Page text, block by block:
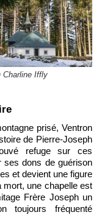
Charline Iffly
de Pierre-Joseph
refuge sur ces
ses dons de guérison
et devient une figure
mort, une chapelle est
Frère Joseph un
toujours fréquenté